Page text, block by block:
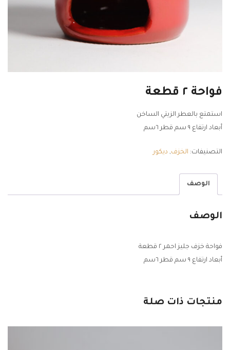
فواحة ٢ قطعة
استمتع بالعطر الزيتي الساخن
أبعاد ارتفاع ٩ سم قطر ٦سم
التصنيفات: الخزف, ديكور
الوصف
الوصف
فواحة خزف جليز احمر ٢ قطعة
أبعاد ارتفاع ٩ سم قطر ٦سم
منتجات ذات صلة